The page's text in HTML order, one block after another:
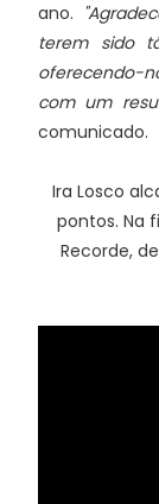
ano.
terem sido
oferecendo-
com um
comunicado.
Ira Losco
pontos. Na
Recorde,